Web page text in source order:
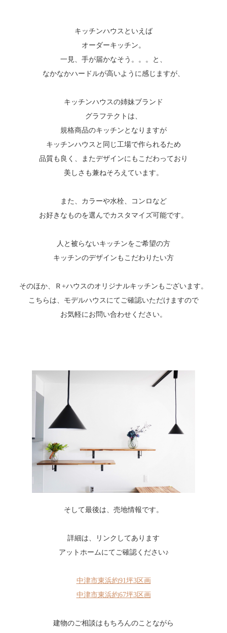
キッチンハウスといえば
オーダーキッチン。
一見、手が届かなそう。。。と、
なかなかハードルが高いように感じますが、
キッチンハウスの姉妹ブランド
グラフテクトは、
規格商品のキッチンとなりますが
キッチンハウスと同じ工場で作られるため
品質も良く、またデザインにもこだわっており
美しさも兼ねそろえています。
また、カラーや水栓、コンロなど
お好きなものを選んでカスタマイズ可能です。
人と被らないキッチンをご希望の方
キッチンのデザインもこだわりたい方
そのほか、Ｒ+ハウスのオリジナルキッチンもございます。
こちらは、モデルハウスにてご確認いただけますので
お気軽にお問い合わせください。
そして最後は、売地情報です。
詳細は、リンクしてあります
アットホームにてご確認ください♪
中津市東浜約91坪3区画
中津市東浜約67坪3区画
建物のご相談はもちろんのことながら